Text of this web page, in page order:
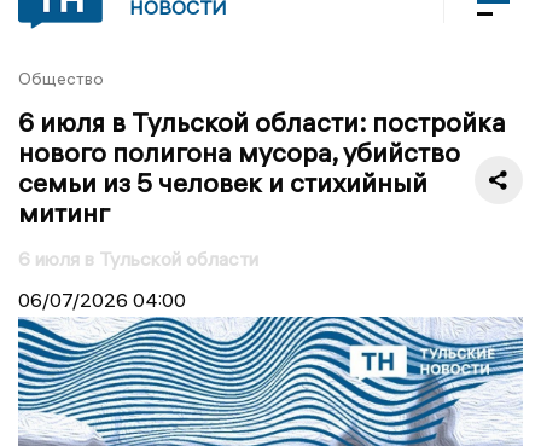
НОВОСТИ
Общество
6 июля в Тульской области: постройка
нового полигона мусора, убийство
семьи из 5 человек и стихийный
митинг
6 июля в Тульской области
06/07/2026 04:00